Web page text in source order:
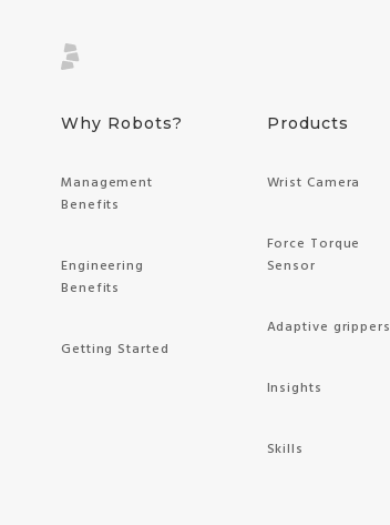
Why Robots?
Management
Benefits
Engineering
Benefits
Getting Started
Products
Wrist Camera
Force Torque
Sensor
Adaptive grippers
Insights
Skills